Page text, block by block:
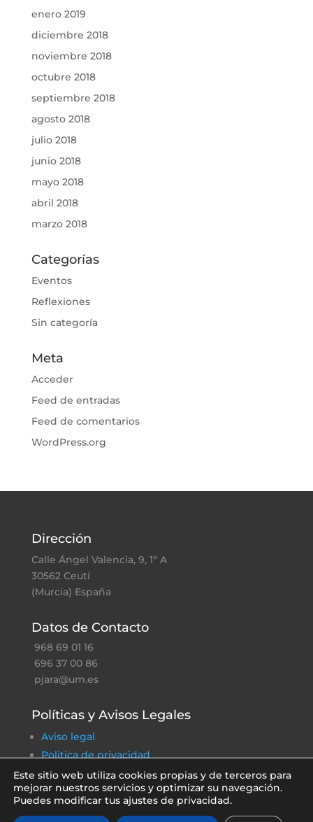
enero 2019
diciembre 2018
noviembre 2018
octubre 2018
septiembre 2018
agosto 2018
julio 2018
junio 2018
mayo 2018
abril 2018
marzo 2018
Categorías
Eventos
Reflexiones
Sin categoría
Meta
Acceder
Feed de entradas
Feed de comentarios
WordPress.org
Dirección
Calle Ángel Valencia, 9, 1º A
30562 Ceutí
(Murcia) España
Datos de Contacto
968 69 01 16
696 37 00 86
pjara@um.es
Políticas y Avisos Legales
Aviso legal
Politica de privacidad
Política de cookies
Política ambiental
Este sitio web utiliza cookies propias y de terceros para
mejorar nuestros servicios y optimizar su navegación.
Puedes modificar tus ajustes de privacidad.